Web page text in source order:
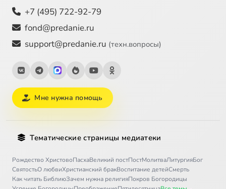
+7 (495) 722-92-79
fond@predanie.ru
support@predanie.ru (техн.вопросы)
Мне нужна помощь
Тематические страницы медиатеки
Рождество ХристовоПасхаВеликий постПостМолитваЛитургияБог
СвятостьО любвиХристианский бракВоспитание детейСмерть
Как читать БиблиюЗачем нужна религияПокров Богородицы